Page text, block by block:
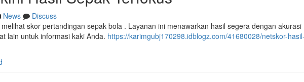
News
Discuss
skor pertandingan sepak bola . Layanan ini menawarkan hasil segera dengan akurasi
lain untuk informasi kaki Anda. https://karimgubj170298.idblogz.com/41680028/netskor-hasil-